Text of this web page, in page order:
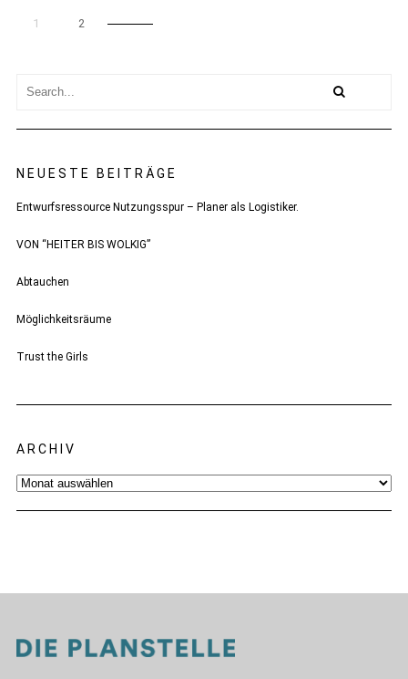
1 2
NEUESTE BEITRÄGE
Entwurfsressource Nutzungsspur – Planer als Logistiker.
VON “HEITER BIS WOLKIG”
Abtauchen
Möglichkeitsräume
Trust the Girls
ARCHIV
Archiv